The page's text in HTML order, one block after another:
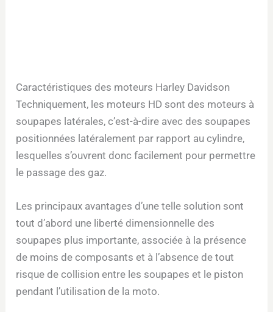
Caractéristiques des moteurs Harley Davidson
Techniquement, les moteurs HD sont des moteurs à
soupapes latérales, c’est-à-dire avec des soupapes
positionnées latéralement par rapport au cylindre,
lesquelles s’ouvrent donc facilement pour permettre
le passage des gaz.
Les principaux avantages d’une telle solution sont
tout d’abord une liberté dimensionnelle des
soupapes plus importante, associée à la présence
de moins de composants et à l’absence de tout
risque de collision entre les soupapes et le piston
pendant l’utilisation de la moto.